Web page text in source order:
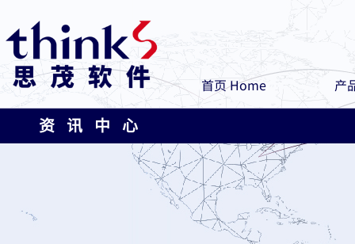
首页 Home 产
资 讯 中 心